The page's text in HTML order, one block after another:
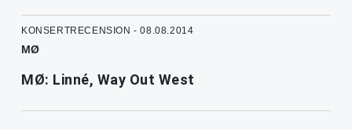
KONSERTRECENSION - 08.08.2014
MØ
MØ: Linné, Way Out West